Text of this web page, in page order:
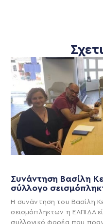
Συνάντηση Βασίλη
σύλλογο
Η συνάντηση του Βασίλη
σεισμόπληκτων η ΕΛΠΙΔΑ
συλλογικό φορέα που